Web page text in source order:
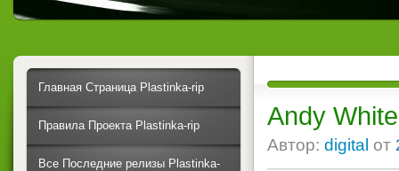
Andy
Автор: digital от
Главная Страница Plastinka-rip
Правила Проекта Plastinka-rip
Все Последние релизы Plastinka-